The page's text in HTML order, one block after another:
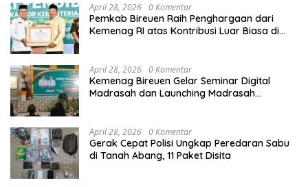
April 28, 2026 0 Komentar
Pemkab Bireuen Raih Penghargaan dari
Kemenag RI atas Kontribusi Luar Biasa di
April 28, 2026 0 Komentar
Kemenag Bireuen Gelar Seminar Digital
Madrasah dan Launching Madrasah
April 28, 2026 0 Komentar
Gerak Cepat Polisi Ungkap Peredaran Sabu
di Tanah Abang, 11 Paket Disita